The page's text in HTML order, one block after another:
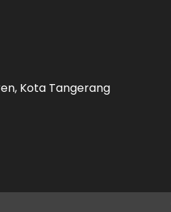
Kota Tangerang